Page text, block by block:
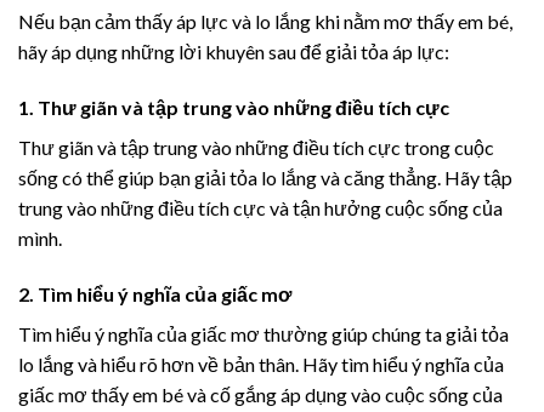
Nếu bạn cảm thấy áp lực và lo lắng khi nằm mơ thấy em bé,
hãy áp dụng những lời khuyên sau để giải tỏa áp lực:
1. Thư giãn và tập trung vào những điều tích cực
Thư giãn và tập trung vào những điều tích cực trong cuộc
sống có thể giúp bạn giải tỏa lo lắng và căng thẳng. Hãy tập
trung vào những điều tích cực và tận hưởng cuộc sống của
mình.
2. Tìm hiểu ý nghĩa của giấc mơ
Tìm hiểu ý nghĩa của giấc mơ thường giúp chúng ta giải tỏa
lo lắng và hiểu rõ hơn về bản thân. Hãy tìm hiểu ý nghĩa của
giấc mơ thấy em bé và cố gắng áp dụng vào cuộc sống của